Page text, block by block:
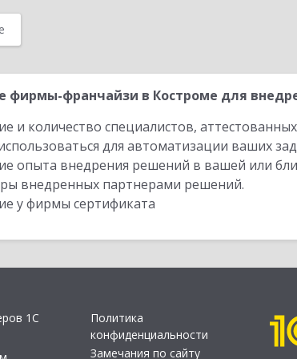
фирмы-франчайзи в Костроме для
и количество специалистов,
для автоматизации ваших
опыта внедрения решений в вашей или
внедренных партнерами решений.
у фирмы сертификата
1С
Политика
конфиденциальности
Замечания по сайту